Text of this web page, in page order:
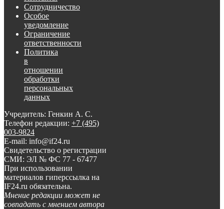
Сотрудничество
Особое
уведомление
Ограничение
ответственности
Политика
в
отношении
обработки
персональных
данных
Учредитель: Генкин А. С.
Телефон редакции: +7 (495)
003-9824
E-mail: info@if24.ru
Свидетельство о регистрации
СМИ: ЭЛ № ФС 77 - 67477
При использовании
материалов гиперссылка на
IF24.ru обязательна.
Мнение редакции может не
совпадать с мнением автора